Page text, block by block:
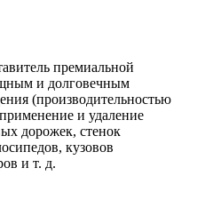
премиальной
и долговечным
(производительностью
и удаление
дорожек, стенок
кузовов
и т. д.